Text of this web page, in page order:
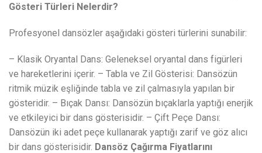
Gösteri Türleri Nelerdir?
Profesyonel dansözler aşağıdaki gösteri türlerini sunabilir:
– Klasik Oryantal Dans: Geleneksel oryantal dans figürleri
ve hareketlerini içerir. – Tabla ve Zil Gösterisi: Dansözün
ritmik müzik eşliğinde tabla ve zil çalmasıyla yapılan bir
gösteridir. – Bıçak Dansı: Dansözün bıçaklarla yaptığı enerjik
ve etkileyici bir dans gösterisidir. – Çift Peçe Dansı:
Dansözün iki adet peçe kullanarak yaptığı zarif ve göz alıcı
bir dans gösterisidir. Dansöz Çağırma Fiyatlarını